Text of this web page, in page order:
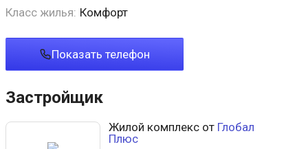
Класс жилья: Комфорт
Показать телефон
Застройщик
Жилой комплекс от Глобал
Плюс